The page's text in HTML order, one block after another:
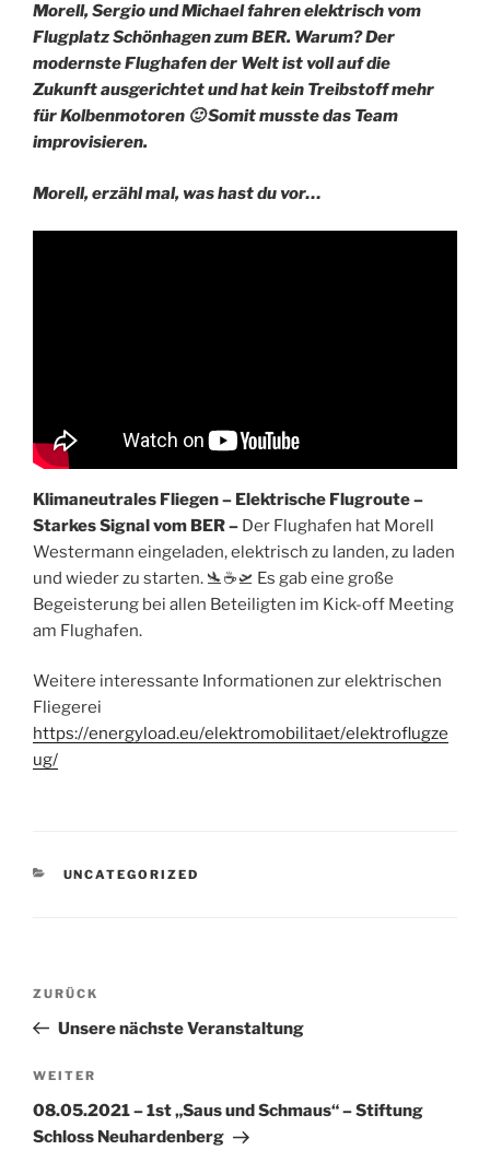
Morell, Sergio und Michael fahren elektrisch vom
Flugplatz Schönhagen zum BER. Warum? Der
modernste Flughafen der Welt ist voll auf die
Zukunft ausgerichtet und hat kein Treibstoff mehr
für Kolbenmotoren 🙂 Somit musste das Team
improvisieren.
Morell, erzähl mal, was hast du vor…
Klimaneutrales Fliegen – Elektrische Flugroute –
Starkes Signal vom BER – Der Flughafen hat Morell
Westermann eingeladen, elektrisch zu landen, zu laden
und wieder zu starten. 🛬☕️🛫 Es gab eine große
Begeisterung bei allen Beteiligten im Kick-off Meeting
am Flughafen.
Weitere interessante Informationen zur elektrischen
Fliegerei
https://energyload.eu/elektromobilitaet/elektroflugze
ug/
KATEGORIEN
UNCATEGORIZED
Beitragsnavigation
Vorheriger
Beitrag
ZURÜCK
Unsere nächste Veranstaltung
Nächster
Beitrag
WEITER
08.05.2021 – 1st „Saus und Schmaus“ – Stiftung
Schloss Neuhardenberg